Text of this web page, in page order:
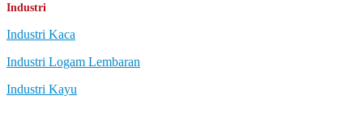
Industri
Industri Kaca
Industri Logam Lembaran
Industri Kayu